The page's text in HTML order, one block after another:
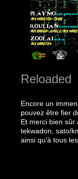
Reloaded
Encore un
pouvez être fier
Et merci bien sûr
tekwadon, sato/
ainsi qu’à tous